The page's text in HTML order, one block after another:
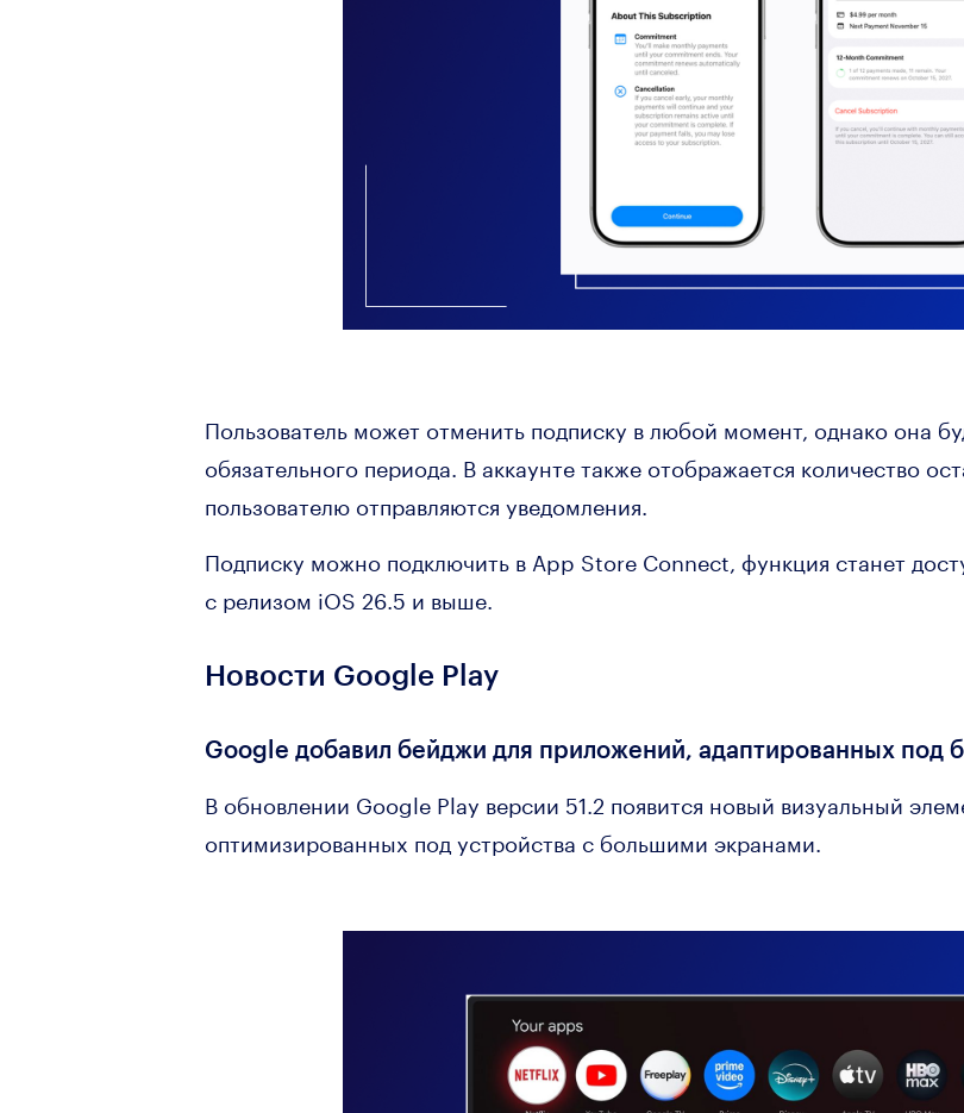
Пользователь может отменить подписку в любой момент, однако она
обязательного периода. В аккаунте также отображается количество
пользователю отправляются уведомления.
Подписку можно подключить в App Store Connect, функция станет
с релизом iOS 26.5 и выше.
Новости Google Play
Google добавил бейджи для приложений, адаптированных под
В обновлении Google Play версии 51.2 появится новый визуальный
оптимизированных под устройства с большими экранами.